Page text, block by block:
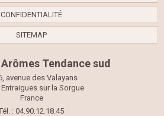
CONFIDENTIALITÉ
SITEMAP
Tendance sud
avenue des Valayans
Entraigues sur la Sorgue
France
: 04.90.12.18.45